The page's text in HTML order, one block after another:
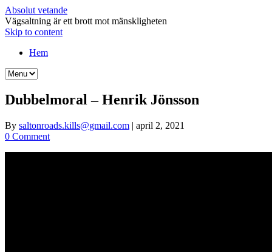
Absolut vetande
Vägsaltning är ett brott mot mänskligheten
Skip to content
Hem
Dubbelmoral – Henrik Jönsson
By saltonroads.kills@gmail.com | april 2, 2021
0 Comment